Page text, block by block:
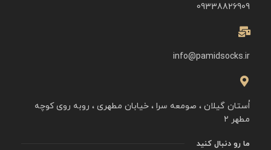
09338826909
info@pamidsocks.ir
اُستان گیلان ، صومعه سرا ، خیابان مطهری ، روبه روی کوچه
مطهر ۲
ما رو دنبال کنید